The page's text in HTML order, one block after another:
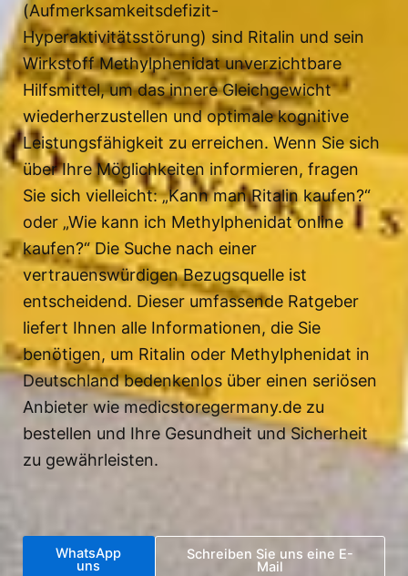
(Aufmerksamkeitsdefizit-
Hyperaktivitätsstörung) sind Ritalin und sein
Wirkstoff Methylphenidat unverzichtbare
Hilfsmittel, um das innere Gleichgewicht
wiederherzustellen und optimale kognitive
Leistungsfähigkeit zu erreichen. Wenn Sie sich
über Ihre Möglichkeiten informieren, fragen
Sie sich vielleicht: „Kann man Ritalin kaufen?“
oder „Wie kann ich Methylphenidat online
kaufen?“ Die Suche nach einer
vertrauenswürdigen Bezugsquelle ist
entscheidend. Dieser umfassende Ratgeber
liefert Ihnen alle Informationen, die Sie
benötigen, um Ritalin oder Methylphenidat in
Deutschland bedenkenlos über einen seriösen
Anbieter wie medicstoregermany.de zu
bestellen und Ihre Gesundheit und Sicherheit
zu gewährleisten.
WhatsApp
uns
Schreiben Sie uns eine E-
Mail